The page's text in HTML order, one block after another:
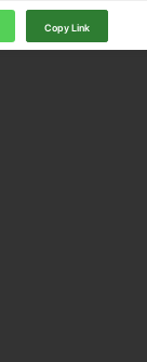
Copy Link